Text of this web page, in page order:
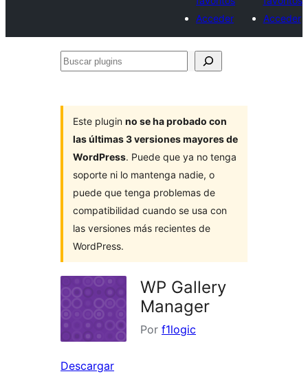
Acceder
Acceder
Buscar
Este plugin no se ha probado con
las últimas 3 versiones mayores de
WordPress. Puede que ya no tenga
soporte ni lo mantenga nadie, o
puede que tenga problemas de
compatibilidad cuando se usa con
las versiones más recientes de
WordPress.
WP Gallery
Manager
Por f1logic
Descargar